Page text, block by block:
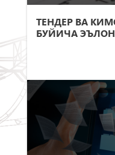
ТЕНДЕР ВА
БУЙИЧА